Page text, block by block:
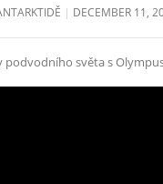
DECEMBER 11,
podvodního světa s